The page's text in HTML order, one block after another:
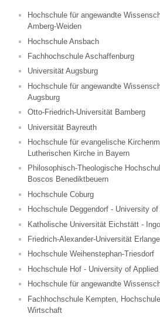
Hochschule für angewandte
Amberg-Weiden
Hochschule Ansbach
Fachhochschule Aschaffenburg
Universität Augsburg
Hochschule für angewandte
Augsburg
Otto-Friedrich-Universität Bamberg
Universität Bayreuth
Hochschule für evangelische
Lutherischen Kirche in Bayern
Philosophisch-Theologische
Boscos Benediktbeuern
Hochschule Coburg
Hochschule Deggendorf - University
Katholische Universität Eichstätt -
Friedrich-Alexander-Universität
Hochschule Weihenstephan-Triesdorf
Hochschule Hof - University of
Hochschule für angewandte
Fachhochschule Kempten,
Wirtschaft